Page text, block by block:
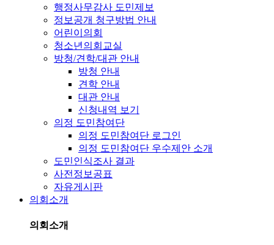
행정사무감사 도민제보
정보공개 청구방법 안내
어린이의회
청소년의회교실
방청/견학/대관 안내
방청 안내
견학 안내
대관 안내
신청내역 보기
의정 도민참여단
의정 도민참여단 로그인
의정 도민참여단 우수제안 소개
도민인식조사 결과
사전정보공표
자유게시판
의회소개
의회소개